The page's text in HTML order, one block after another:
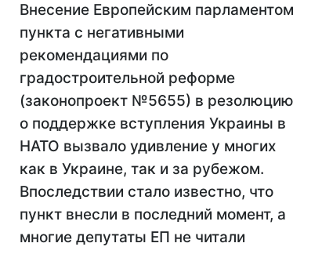
Внесение Европейским парламентом
пункта с негативными
рекомендациями по
градостроительной реформе
(законопроект №5655) в резолюцию
о поддержке вступления Украины в
НАТО вызвало удивление у многих
как в Украине, так и за рубежом.
Впоследствии стало известно, что
пункт внесли в последний момент, а
многие депутаты ЕП не читали